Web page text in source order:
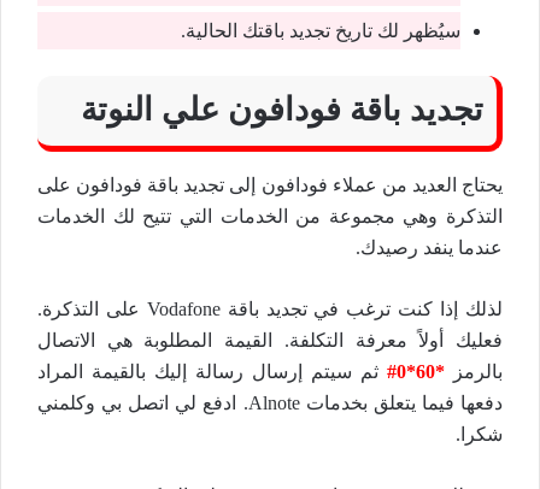
سيُظهر لك تاريخ تجديد باقتك الحالية.
تجديد باقة فودافون علي النوتة
يحتاج العديد من عملاء فودافون إلى تجديد باقة فودافون على
التذكرة وهي مجموعة من الخدمات التي تتيح لك الخدمات
عندما ينفد رصيدك.
لذلك إذا كنت ترغب في تجديد باقة Vodafone على التذكرة.
فعليك أولاً معرفة التكلفة. القيمة المطلوبة هي الاتصال
بالرمز *60*0#
ثم سيتم إرسال رسالة إليك بالقيمة المراد
دفعها فيما يتعلق بخدمات Alnote. ادفع لي اتصل بي وكلمني
شكرا.